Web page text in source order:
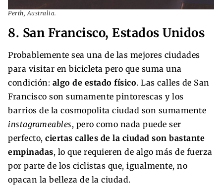
Perth, Australia.
8. San Francisco, Estados Unidos
Probablemente sea una de las mejores ciudades
para visitar en bicicleta pero que suma una
condición: algo de estado físico. Las calles de San
Francisco son sumamente pintorescas y los
barrios de la cosmopolita ciudad son sumamente
instagrameables, pero como nada puede ser
perfecto, ciertas calles de la ciudad son bastante
empinadas, lo que requieren de algo más de fuerza
por parte de los ciclistas que, igualmente, no
opacan la belleza de la ciudad.